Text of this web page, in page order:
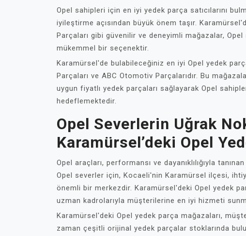
Opel sahipleri için en iyi yedek parça satıcılarını
iyileştirme açısından büyük önem taşır.
Parçaları gibi güvenilir ve deneyimli mağazalar,
mükemmel bir seçenektir.
Karamürsel'de bulabileceğiniz en iyi Opel yedek
Parçaları ve ABC Otomotiv Parçalarıdır. Bu
uygun fiyatlı yedek parçaları sağlayarak Opel
hedeflemektedir.
Opel Severlerin Uğrak
Karamürsel’deki Opel
Opel araçları, performansı ve dayanıklılığıyla
Opel severler için, Kocaeli'nin Karamürsel ilçesi,
önemli bir merkezdir. Karamürsel'deki Opel yedek
uzman kadrolarıyla müşterilerine en iyi hizmeti
Karamürsel'deki Opel yedek parça mağazaları,
zaman çeşitli orijinal yedek parçalar stoklarında